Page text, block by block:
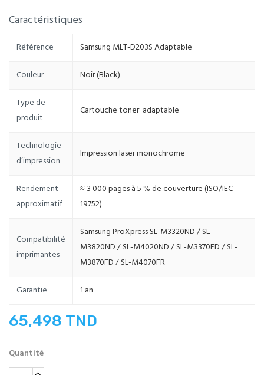
Caractéristiques
Référence Samsung MLT-D203S Adaptable
Couleur Noir (Black)
Type de
produit
Cartouche toner adaptable
Technologie
d’impression
Impression laser monochrome
Rendement
approximatif
≈ 3 000 pages à 5 % de couverture (ISO/IEC
19752)
Compatibilité
imprimantes
Samsung ProXpress SL-M3320ND / SL-
M3820ND / SL-M4020ND / SL-M3370FD / SL-
M3870FD / SL-M4070FR
Garantie 1 an
65,498 TND
Quantité